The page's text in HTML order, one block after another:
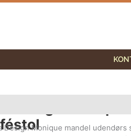
Design Monique
Design Monique mandel